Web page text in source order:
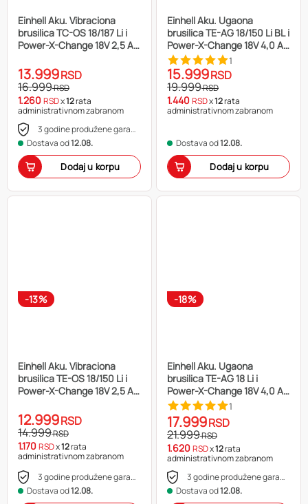
Einhell Aku. Vibraciona
brusilica TC-OS 18/187 Li i
Power-X-Change 18V 2,5 Ah
13.999RSD
16.999RSD
1.260RSDx12rata
administrativnom zabranom
3 godine produžene garancije
Dostava od12.08.
Dodaj u korpu
Einhell Aku. Ugaona
brusilica TE-AG 18/150 Li BL i
Power-X-Change 18V 4,0 Ah
Starter-Kit
1
15.999RSD
19.999RSD
1.440RSDx12rata
administrativnom zabranom
Dostava od12.08.
Dodaj u korpu
-13%
Einhell Aku. Vibraciona
brusilica TE-OS 18/150 Li i
Power-X-Change 18V 2,5 Ah
12.999RSD
14.999RSD
1.170RSDx12rata
administrativnom zabranom
3 godine produžene garancije
Dostava od12.08.
-18%
Einhell Aku. Ugaona
brusilica TE-AG 18 Li i
Power-X-Change 18V 4,0 Ah
Starter-Kit
1
17.999RSD
21.999RSD
1.620RSDx12rata
administrativnom zabranom
3 godine produžene garancije
Dostava od12.08.